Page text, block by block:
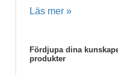
Läs mer »
Fördjupa dina
produkter